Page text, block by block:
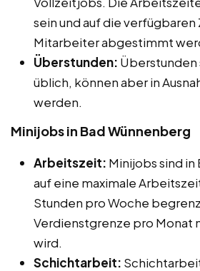
sein und auf die
Mitarbeiter abgestimmt
Überstunden:
üblich, können aber in
werden.
Minijobs in Bad Wünnenberg
Arbeitszeit: Minijobs sind
auf eine maximale
Stunden pro Woche
Verdienstgrenze pro Monat
wird.
Schichtarbeit: